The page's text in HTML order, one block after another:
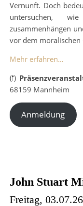
Vernunft. Doch
untersuchen,
zusammenhängen
vor dem moralischen
Mehr erfahren…
(𖡡)
68159 Mannheim
Anmeldung
John Stuart
Freitag,